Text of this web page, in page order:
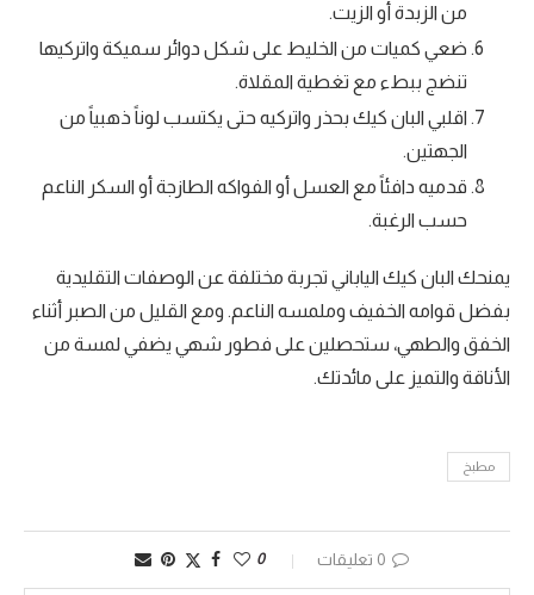
من الزبدة أو الزيت.
ضعي كميات من الخليط على شكل دوائر سميكة واتركيها
تنضج ببطء مع تغطية المقلاة.
اقلبي البان كيك بحذر واتركيه حتى يكتسب لوناً ذهبياً من
الجهتين.
قدميه دافئاً مع العسل أو الفواكه الطازجة أو السكر الناعم
حسب الرغبة.
يمنحك البان كيك الياباني تجربة مختلفة عن الوصفات التقليدية
بفضل قوامه الخفيف وملمسه الناعم. ومع القليل من الصبر أثناء
الخفق والطهي، ستحصلين على فطور شهي يضفي لمسة من
الأناقة والتميز على مائدتك.
مطبخ
0 تعليقات 0